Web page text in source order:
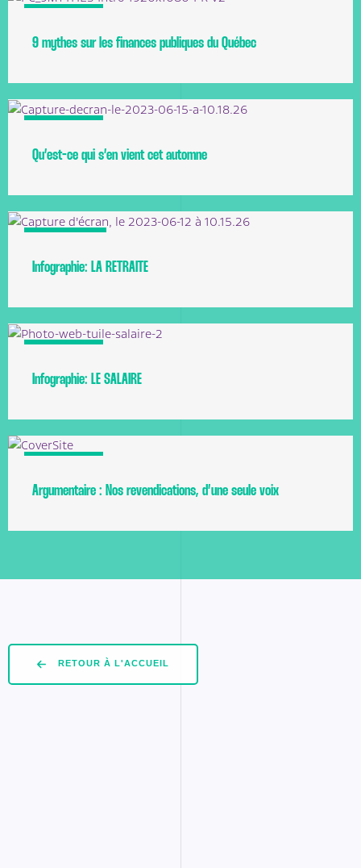
9 mythes sur les finances publiques du Québec
Qu’est-ce qui s’en vient cet automne
Infographie: LA RETRAITE
Infographie: LE SALAIRE
Argumentaire : Nos revendications, d’une seule voix
RETOUR À L'ACCUEIL